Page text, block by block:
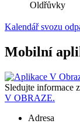
Oldřůvky
Kalendář svozu
Mobilní
Sledujte informace
V OBRAZE.
Adresa